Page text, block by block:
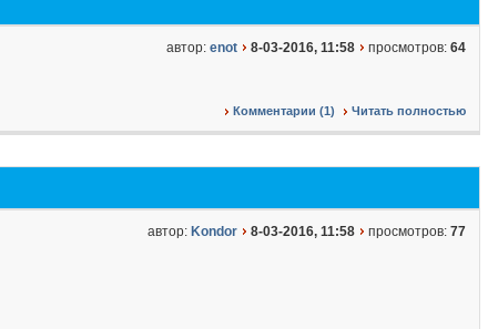
автор: enot 8-03-2016, 11:58 просмотров: 64
Комментарии (1) Читать полностью
автор: Kondor 8-03-2016, 11:58 просмотров: 77